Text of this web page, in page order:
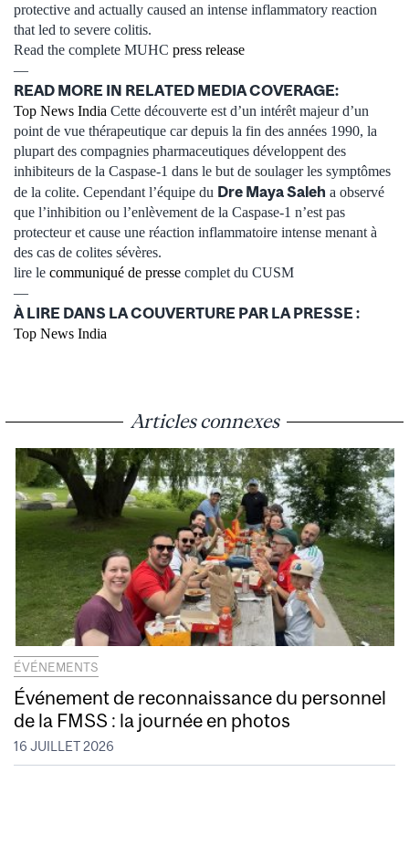
protective and actually caused an intense inflammatory reaction
that led to severe colitis.
Read the complete MUHC press release
—
READ MORE IN RELATED MEDIA COVERAGE:
Top News India Cette découverte est d’un intérêt majeur d’un
point de vue thérapeutique car depuis la fin des années 1990, la
plupart des compagnies pharmaceutiques développent des
inhibiteurs de la Caspase-1 dans le but de soulager les symptômes
de la colite. Cependant l’équipe du Dre Maya Saleh a observé
que l’inhibition ou l’enlèvement de la Caspase-1 n’est pas
protecteur et cause une réaction inflammatoire intense menant à
des cas de colites sévères.
lire le communiqué de presse complet du CUSM
—
À LIRE DANS LA COUVERTURE PAR LA PRESSE :
Top News India
Articles connexes
ÉVÉNEMENTS
Événement de reconnaissance du personnel
de la FMSS : la journée en photos
16 JUILLET 2026